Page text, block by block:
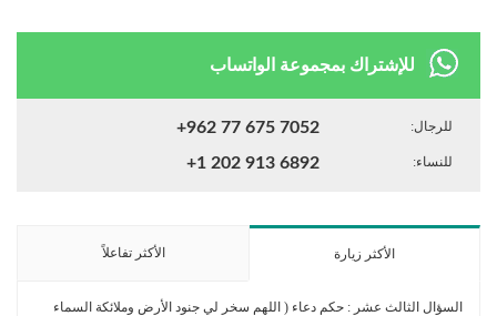
للإشتراك بمجموعة الواتساب
للرجال: +962 77 675 7052
للنساء: +1 202 913 6892
الأكثر زيارة الأكثر تفاعلاً
السؤال الثالث عشر : حكم دعاء ( اللهم سخر لي جنود الأرض وملائكة السماء